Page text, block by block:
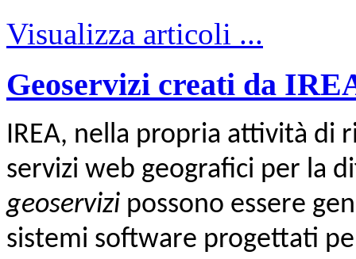
Visualizza articoli ...
Geoservizi creati da
IREA, nella propria attività di
servizi web geografici per la
geoservizi possono essere
sistemi software progettati